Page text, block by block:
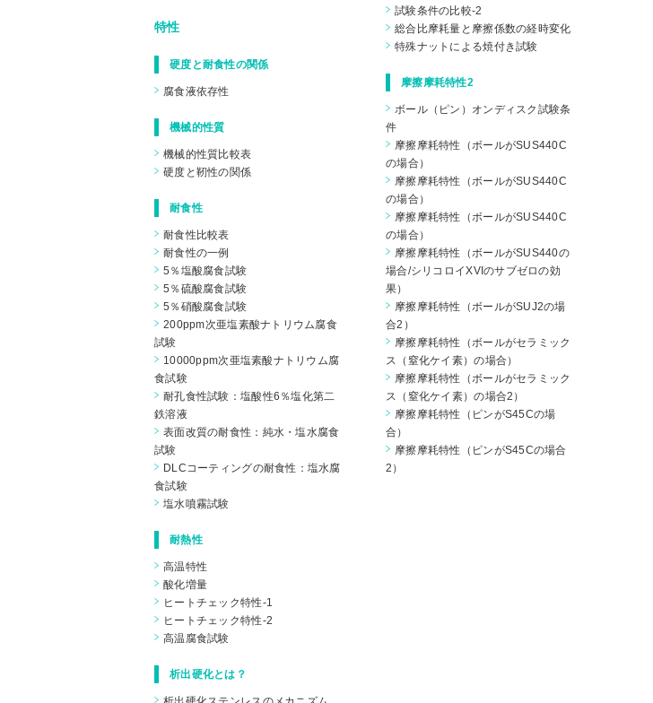
特性
硬度と耐食性の関係
腐食液依存性
機械的性質
機械的性質比較表
硬度と靭性の関係
耐食性
耐食性比較表
耐食性の一例
5％塩酸腐食試験
5％硫酸腐食試験
5％硝酸腐食試験
200ppm次亜塩素酸ナトリウム腐食
試験
10000ppm次亜塩素酸ナトリウム腐
食試験
耐孔食性試験：塩酸性6％塩化第二
鉄溶液
表面改質の耐食性：純水・塩水腐食
試験
DLCコーティングの耐食性：塩水腐
食試験
塩水噴霧試験
耐熱性
高温特性
酸化増量
ヒートチェック特性-1
ヒートチェック特性-2
高温腐食試験
析出硬化とは？
試験条件の比較-2
総合比摩耗量と摩擦係数の経時変化
特殊ナットによる焼付き試験
摩擦摩耗特性2
ボール（ピン）オンディスク試験条
件
摩擦摩耗特性（ボールがSUS440C
の場合）
摩擦摩耗特性（ボールがSUS440C
の場合）
摩擦摩耗特性（ボールがSUS440C
の場合）
摩擦摩耗特性（ボールがSUS440の
場合/シリコロイXVIのサブゼロの効
果）
摩擦摩耗特性（ボールがSUJ2の場
合2）
摩擦摩耗特性（ボールがセラミック
ス（窒化ケイ素）の場合）
摩擦摩耗特性（ボールがセラミック
ス（窒化ケイ素）の場合2）
摩擦摩耗特性（ピンがS45Cの場
合）
摩擦摩耗特性（ピンがS45Cの場合
2）